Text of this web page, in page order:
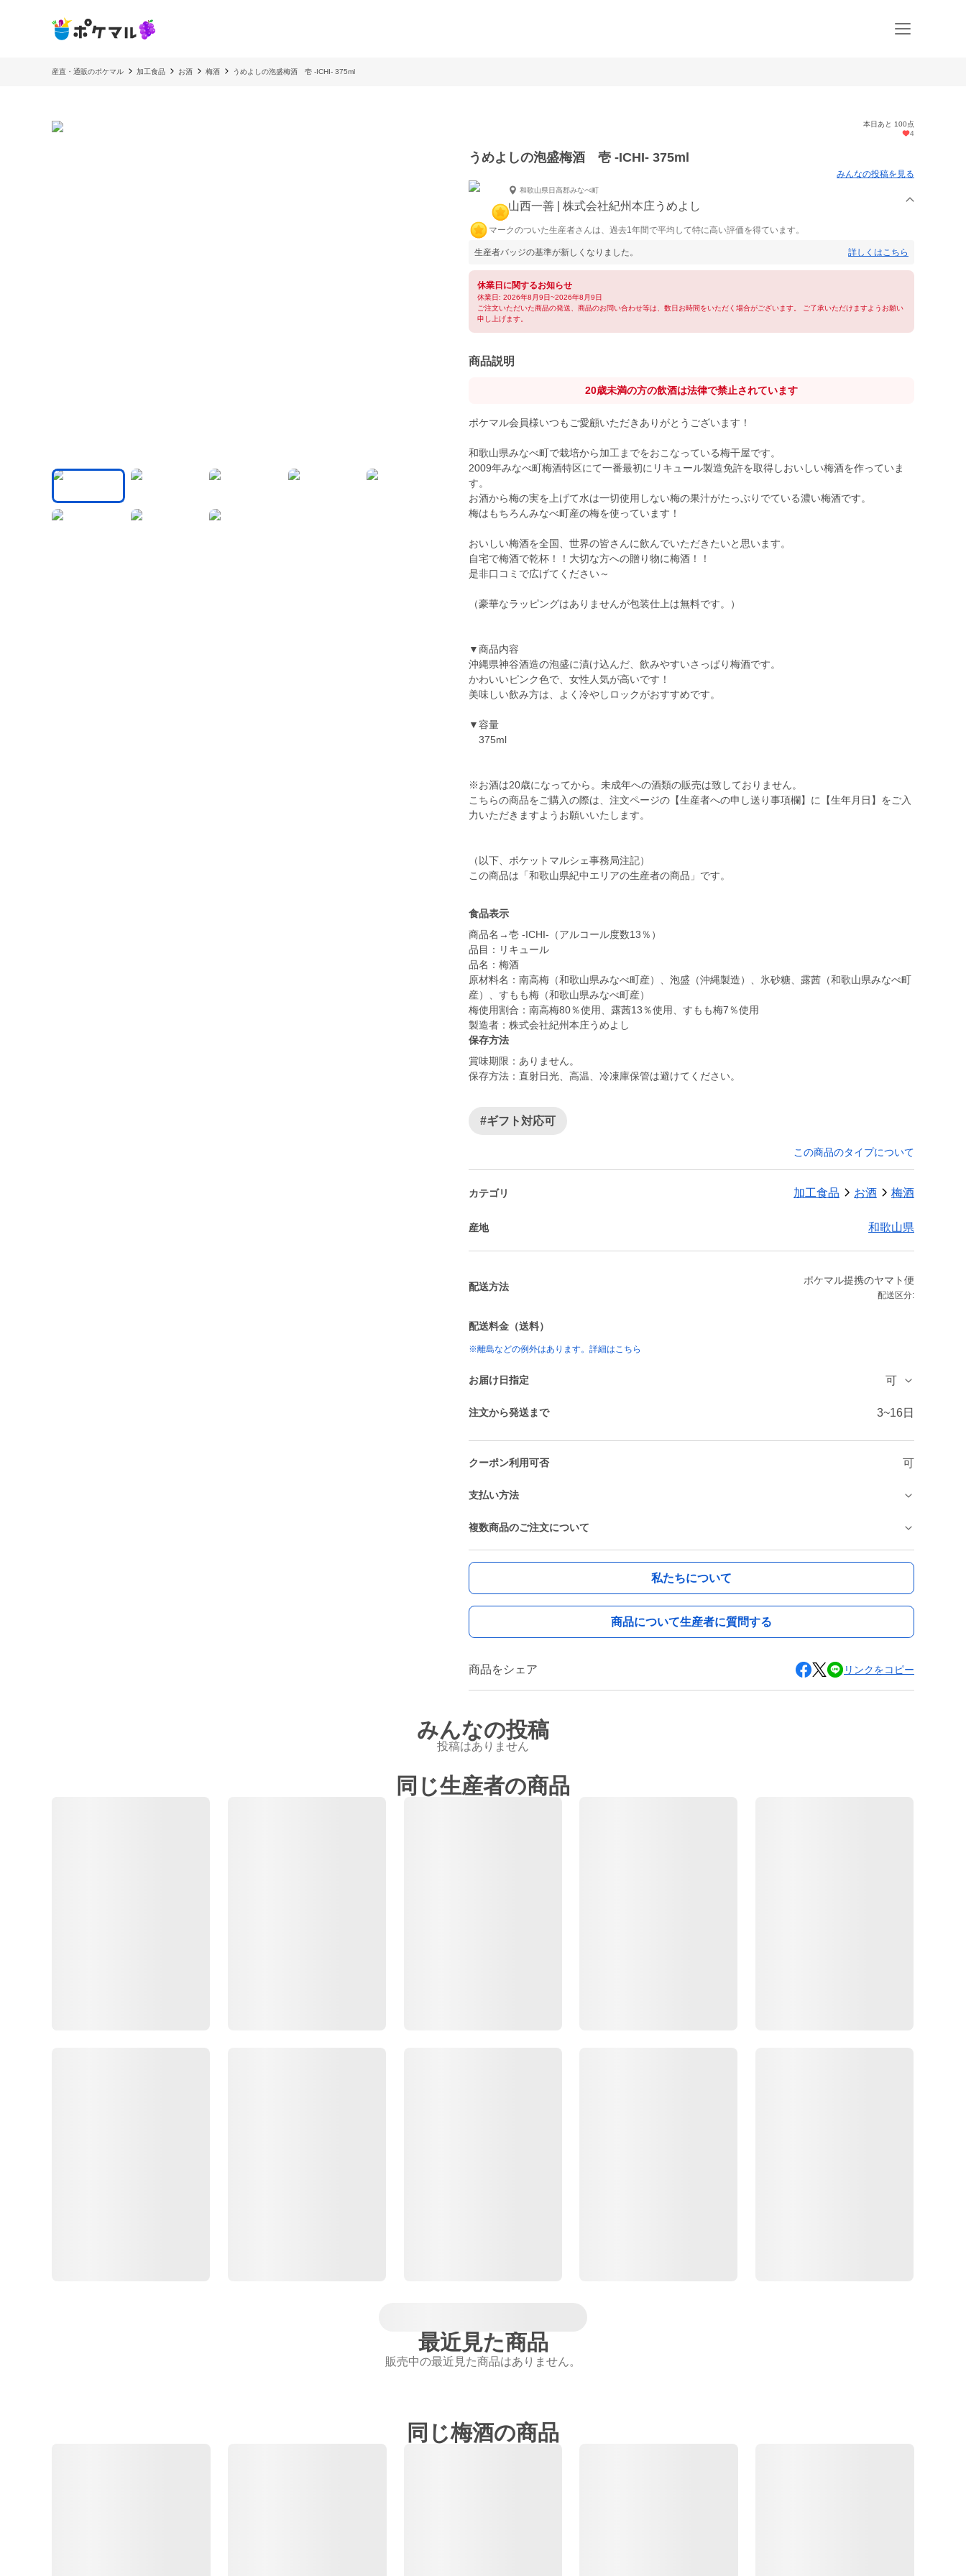
産直・通販のポケマル 加工食品 お酒 梅酒 うめよしの泡盛梅酒 壱 -ICHI- 375ml
本日あと 100点
4
うめよしの泡盛梅酒 壱 -ICHI- 375ml
みんなの投稿を見る
和歌山県日高郡みなべ町
山西一善 | 株式会社紀州本庄うめよし
マークのついた生産者さんは、過去1年間で平均して特に高い評価を得ています。
生産者バッジの基準が新しくなりました。 詳しくはこちら
休業日に関するお知らせ
休業日: 2026年8月9日~2026年8月9日
ご注文いただいた商品の発送、商品のお問い合わせ等は、数日お時間をいただく場合がございます。 ご了承いただけますようお願い
申し上げます。
商品説明
20歳未満の方の飲酒は法律で禁止されています
ポケマル会員様いつもご愛顧いただきありがとうございます！
和歌山県みなべ町で栽培から加工までをおこなっている梅干屋です。
2009年みなべ町梅酒特区にて一番最初にリキュール製造免許を取得しおいしい梅酒を作っていま
す。
お酒から梅の実を上げて水は一切使用しない梅の果汁がたっぷりでている濃い梅酒です。
梅はもちろんみなべ町産の梅を使っています！
おいしい梅酒を全国、世界の皆さんに飲んでいただきたいと思います。
自宅で梅酒で乾杯！！大切な方への贈り物に梅酒！！
是非口コミで広げてください～
（豪華なラッピングはありませんが包装仕上は無料です。）
▼商品内容
沖縄県神谷酒造の泡盛に漬け込んだ、飲みやすいさっぱり梅酒です。
かわいいピンク色で、女性人気が高いです！
美味しい飲み方は、よく冷やしロックがおすすめです。
▼容量
375ml
※お酒は20歳になってから。未成年への酒類の販売は致しておりません。
こちらの商品をご購入の際は、注文ページの【生産者への申し送り事項欄】に【生年月日】をご入
力いただきますようお願いいたします。
（以下、ポケットマルシェ事務局注記）
この商品は「和歌山県紀中エリアの生産者の商品」です。
食品表示
商品名→壱 -ICHI-（アルコール度数13％）
品目：リキュール
品名：梅酒
原材料名：南高梅（和歌山県みなべ町産）、泡盛（沖縄製造）、氷砂糖、露茜（和歌山県みなべ町
産）、すもも梅（和歌山県みなべ町産）
梅使用割合：南高梅80％使用、露茜13％使用、すもも梅7％使用
保存方法
賞味期限：ありません。
保存方法：直射日光、高温、冷凍庫保管は避けてください。
#ギフト対応可
この商品のタイプについて
カテゴリ 加工食品 お酒 梅酒
産地 和歌山県
配送方法
ポケマル提携のヤマト便
配送区分:
配送料金（送料）
※離島などの例外はあります。詳細はこちら
お届け日指定 可
注文から発送まで 3~16日
クーポン利用可否 可
支払い方法
複数商品のご注文について
私たちについて
商品について生産者に質問する
商品をシェア リンクをコピー
みんなの投稿
投稿はありません
同じ生産者の商品
最近見た商品
販売中の最近見た商品はありません。
同じ梅酒の商品